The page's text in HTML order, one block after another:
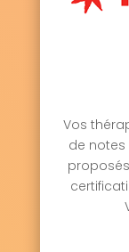
Vos
de notes